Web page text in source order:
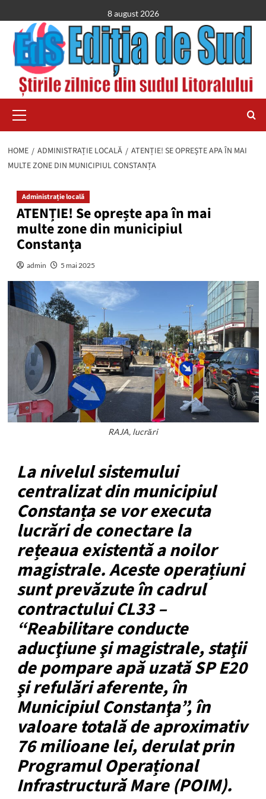
to
content
8 august 2026
Menu
HOME ADMINISTRAȚIE LOCALĂ
ATENȚIE! SE OPREȘTE APA ÎN MAI
MULTE ZONE DIN MUNICIPIUL CONSTANȚA
Administrație locală
ATENȚIE! Se oprește apa în mai
multe zone din municipiul
Constanța
admin 5 mai 2025
RAJA, lucrări
La nivelul sistemului
centralizat din municipiul
Constanța se vor executa
lucrări de conectare la
rețeaua existentă a noilor
magistrale. Aceste operațiuni
sunt prevăzute în cadrul
contractului CL33 –
“Reabilitare conducte
aducţiune şi magistrale, staţii
de pompare apă uzată SP E20
şi refulări aferente, în
Municipiul Constanţa”, în
valoare totală de aproximativ
76 milioane lei, derulat prin
Programul Operațional
Infrastructură Mare (POIM).